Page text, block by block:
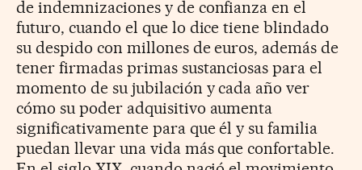
de indemnizaciones y de confianza en el
futuro, cuando el que lo dice tiene blindado
su despido con millones de euros, además de
tener firmadas primas sustanciosas para el
momento de su jubilación y cada año ver
cómo su poder adquisitivo aumenta
significativamente para que él y su familia
puedan llevar una vida más que confortable.